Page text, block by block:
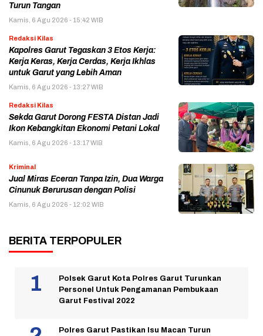
Turun Tangan
Kamis, 6 Agu 2026 - 15:42 WIB
Redaksi Kilas
Kapolres Garut Tegaskan 3 Etos Kerja:
Kerja Keras, Kerja Cerdas, Kerja Ikhlas
untuk Garut yang Lebih Aman
Kamis, 6 Agu 2026 - 13:27 WIB
Redaksi Kilas
Sekda Garut Dorong FESTA Distan Jadi
Ikon Kebangkitan Ekonomi Petani Lokal
Kamis, 6 Agu 2026 - 13:17 WIB
Kriminal
Jual Miras Eceran Tanpa Izin, Dua Warga
Cinunuk Berurusan dengan Polisi
Kamis, 6 Agu 2026 - 12:02 WIB
BERITA TERPOPULER
Polsek Garut Kota Polres Garut Turunkan
Personel Untuk Pengamanan Pembukaan
Garut Festival 2022
Polres Garut Pastikan Isu Macan Turun